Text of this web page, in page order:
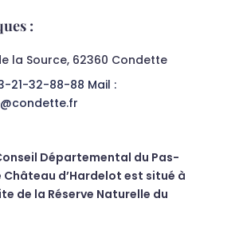
:
la Source, 62360 Condette
21-32-88-88 Mail :
Départemental du Pas-
d’Hardelot est situé à
de la Réserve Naturelle du